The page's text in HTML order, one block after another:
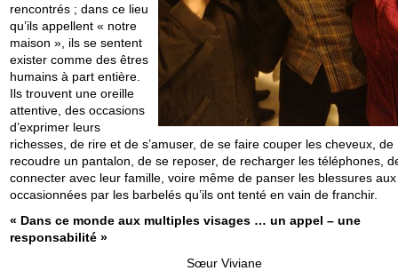
rencontrés ; dans ce lieu
qu’ils appellent « notre
maison », ils se sentent
exister comme des êtres
humains à part entière.
Ils trouvent une oreille
attentive, des occasions
d’exprimer leurs
richesses, de rire et de s’amuser, de se faire couper les cheveux, de
recoudre un pantalon, de se reposer, de recharger les téléphones,
connecter avec leur famille, voire même de panser les blessures
occasionnées par les barbelés qu’ils ont tenté en vain de franchir.
« Dans ce monde aux multiples visages … un appel – une
responsabilité »
Sœur Viviane